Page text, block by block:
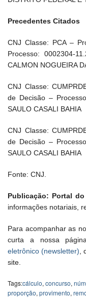
Precedentes Citados
CNJ Classe: PCA –
Processo: 0002304-
CALMON NOGUEIRA
CNJ Classe:
de Decisão –
SAULO CASALI BAHIA
CNJ Classe:
de Decisão –
SAULO CASALI BAHIA
Fonte: CNJ.
Publicação: Portal do
informações notariais,
Para acompanhar as
curta a nossa
eletrônico (newsletter)
site.
Tags:cálculo, concurso,
proporção, provimento,